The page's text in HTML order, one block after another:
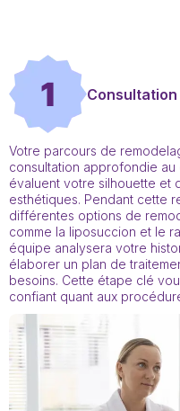
1
Votre parcours de
consultation approfondie
évaluent votre silhouette et
esthétiques. Pendant cette
différentes options de
comme la liposuccion et le
équipe analysera votre
élaborer un plan de
besoins. Cette étape clé
confiant quant aux